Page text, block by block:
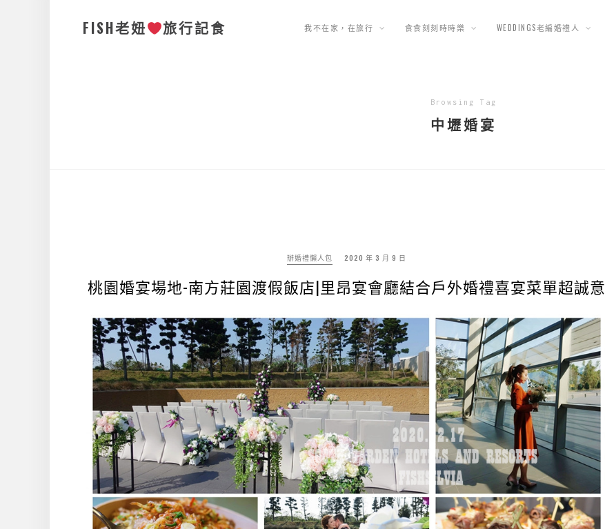
FISH老妞 旅行記食 我不在家，在旅行 食食刻刻時時樂 WEDDINGS老編婚禮人
Browsing Tag
中壢婚宴
辦婚禮懶人包 2020 年 3 月 9 日
桃園婚宴場地-南方莊園渡假飯店|里昂宴會廳結合戶外婚禮喜宴菜單超誠意